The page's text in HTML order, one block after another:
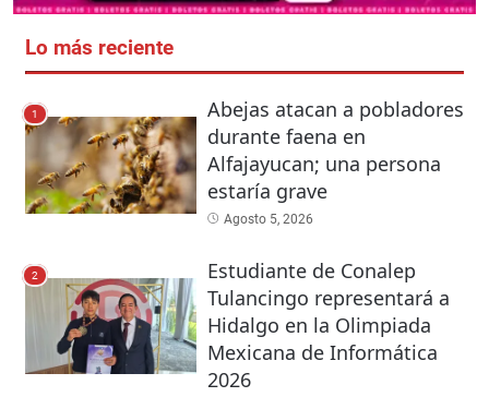
Lo más reciente
1
Abejas atacan a pobladores
durante faena en
Alfajayucan; una persona
estaría grave
Agosto 5, 2026
2
Estudiante de Conalep
Tulancingo representará a
Hidalgo en la Olimpiada
Mexicana de Informática
2026